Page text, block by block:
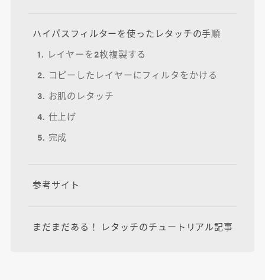
ハイパスフィルターを使ったレタッチの手順
1. レイヤーを2枚複製する
2. コピーしたレイヤーにフィルタをかける
3. お肌のレタッチ
4. 仕上げ
5. 完成
参考サイト
まだまだある！ レタッチのチュートリアル記事